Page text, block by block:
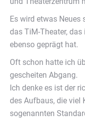
Es wird etwas
das TiM-Theater,
ebenso geprägt hat.
Oft schon hatte ich
gescheiten Abgang.
Ich denke es ist der
des Aufbaus, die viel
sogenannten